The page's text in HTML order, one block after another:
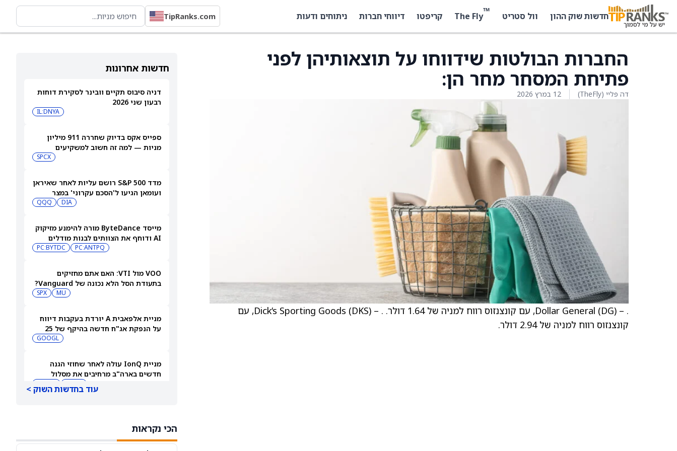
חדשות שוק ההון וול סטריט ™
The Fly קריפטו דיווחי חברות ניתוחים ודעות TipRanks.com
חדשות אחרונות
דניה סיבוס תקיים וובינר לסקירת דוחות
רבעון שני 2026
IL:DNYA
ספייס אקס בדיוק שחררה 911 מיליון
מניות — למה זה חשוב למשקיעים
SPCX
מדד S&P 500 רושם עליות לאחר שאיראן
ועומאן הגיעו ל'הסכם עקרוני' במצר
DIA
QQQ
מייסד ByteDance מורה להימנע מזיקוק
AI ודוחף את הצוותים לבנות מודלים
PC:ANTPQ
PC:BYTDC
VOO מול VTI: האם אתם מחזיקים
בתעודת הסל הלא נכונה של Vanguard?
MU
SPX
מניית אלפאבית A יורדת בעקבות דיווח
על הנפקת אג"ח חדשה בהיקף של 25
מיליארד דולר שמעוררת חשש מגלGOOGL
מניית IonQ עולה לאחר שחוזי הגנה
חדשים בארה"ב מרחיבים את מסלול
באוגוסט
עוד בחדשות השוק >
הכי נקראות
החברות הבולטות שידווחו על תוצאותיהן לפני
פתיחת המסחר מחר הן:
דה פליי (TheFly) 12 במרץ 2026
. – Dollar General (DG), עם קונצנזוס רווח למניה של 1.64 דולר. . – Dick’s Sporting Goods (DKS), עם
קונצנזוס רווח למניה של 2.94 דולר.